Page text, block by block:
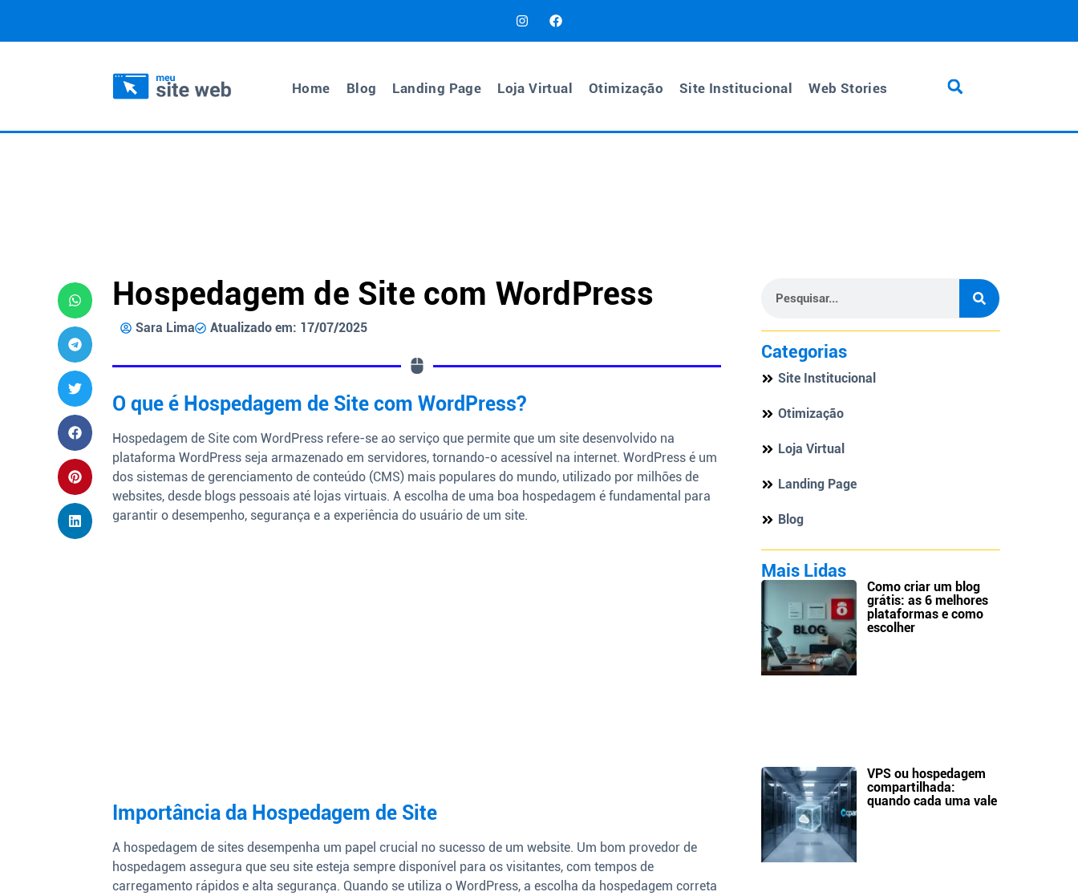
Home Blog Landing Page Loja Virtual Otimização Site Institucional Web Stories
Hospedagem de Site com WordPress
Sara Lima Atualizado em: 17/07/2025
O que é Hospedagem de Site com WordPress?
Hospedagem de Site com WordPress refere-se ao serviço que permite que um site desenvolvido na
plataforma WordPress seja armazenado em servidores, tornando-o acessível na internet. WordPress é um
dos sistemas de gerenciamento de conteúdo (CMS) mais populares do mundo, utilizado por milhões de
websites, desde blogs pessoais até lojas virtuais. A escolha de uma boa hospedagem é fundamental para
garantir o desempenho, segurança e a experiência do usuário de um site.
Importância da Hospedagem de Site
A hospedagem de sites desempenha um papel crucial no sucesso de um website. Um bom provedor de
hospedagem assegura que seu site esteja sempre disponível para os visitantes, com tempos de
carregamento rápidos e alta segurança. Quando se utiliza o WordPress, a escolha da hospedagem correta
Categorias
Site Institucional
Otimização
Loja Virtual
Landing Page
Blog
Mais Lidas
Como criar um blog
grátis: as 6 melhores
plataformas e como
escolher
VPS ou hospedagem
compartilhada:
quando cada uma vale